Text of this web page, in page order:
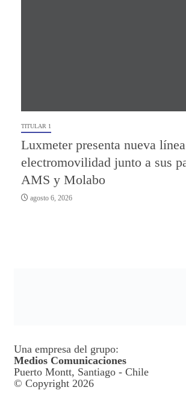
TITULAR 1
Luxmeter presenta nueva
electromovilidad junto a sus
AMS y Molabo
agosto 6, 2026
Una empresa del grupo:
Medios Comunicaciones
Puerto Montt, Santiago - Chile
© Copyright 2026